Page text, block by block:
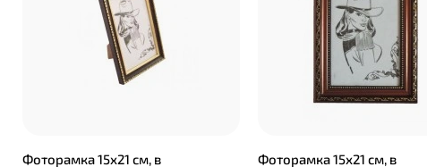
Фоторамка 15х21 см, в
Фоторамка 15х21 см, в